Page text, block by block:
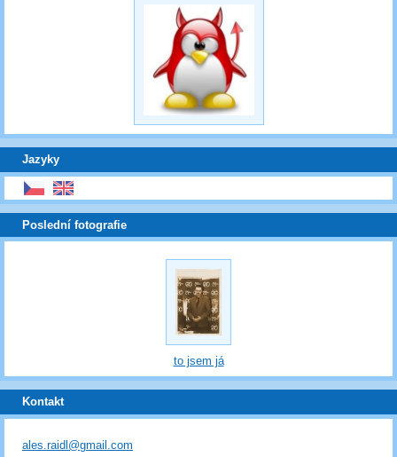
Jazyky
Poslední fotografie
to jsem já
Kontakt
ales.raidl@gmail.com